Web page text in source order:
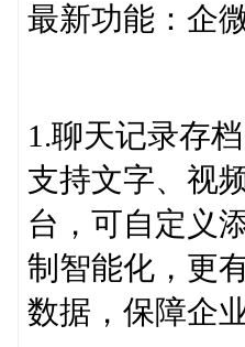
最新功能：企
1.聊天记录存档
支持文字、视
台，可自定义
制智能化，更
数据，保障企